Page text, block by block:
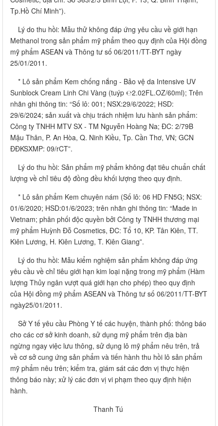
Tp.Hồ Chí Minh”).
Lý do thu hồi: Mẫu thử không đáp ứng yêu cầu về giới hạn
Methanol trong sản phẩm mỹ phẩm theo quy định của Hội đồng
mỹ phẩm ASEAN và Thông tư số 06/2011/TT-BYT ngày
25/01/2011.
* Lô sản phẩm Kem chống nắng - Bảo vệ da Intensive UV
Sunblock Cream Linh Chi Vàng (tuýp ℮2.02FL.OZ/60ml); Trên
nhãn ghi thông tin: “Số lô: 001; NSX:29/6/2022; HSD:
29/6/2024; sản xuất và chịu trách nhiệm lưu hành sản phẩm:
Công ty TNHH MTV SX - TM Nguyễn Hoàng Na; ĐC: 2/79B
Mậu Thân, P. An Hòa, Q. Ninh Kiều, Tp. Cần Thơ, VN; GCN
ĐĐKSXMP: 09/rCT”.
Lý do thu hồi: Sản phẩm mỹ phẩm không đạt tiêu chuẩn chất
lượng về chỉ tiêu độ đồng đều khối lượng theo quy định.
* Lô sản phẩm Kem chuyên nám (Số lô: 06 HD FN5G; NSX:
01/6/2020; HSD:01/6/2023; trên nhãn ghi thông tin: “Made in
Vietnam; phân phối độc quyền bởi Công ty TNHH thương mại
mỹ phẩm Huỳnh Đỗ Cosmetics, ĐC: Tổ 10, KP. Tân Kiên, TT.
Kiên Lương, H. Kiên Lương, T. Kiên Giang”.
Lý do thu hồi: Mẫu kiểm nghiệm sản phẩm không đáp ứng
yêu cầu về chỉ tiêu giới hạn kim loại nặng trong mỹ phẩm (Hàm
lượng Thủy ngân vượt quá giới hạn cho phép) theo quy định
của Hội đồng mỹ phẩm ASEAN và Thông tư số 06/2011/TT-BYT
ngày25/01/2011.
Sở Y tế yêu cầu Phòng Y tế các huyện, thành phố: thông báo
cho các cơ sở kinh doanh, sử dụng mỹ phẩm trên địa bàn
ngừng ngay việc lưu thông, sử dụng lô mỹ phẩm nêu trên, trả
về cơ sở cung ứng sản phẩm và tiến hành thu hồi lô sản phẩm
mỹ phẩm nêu trên; kiểm tra, giám sát các đơn vị thực hiện
thông báo này; xử lý các đơn vị vi phạm theo quy định hiện
hành.
Thanh Tú